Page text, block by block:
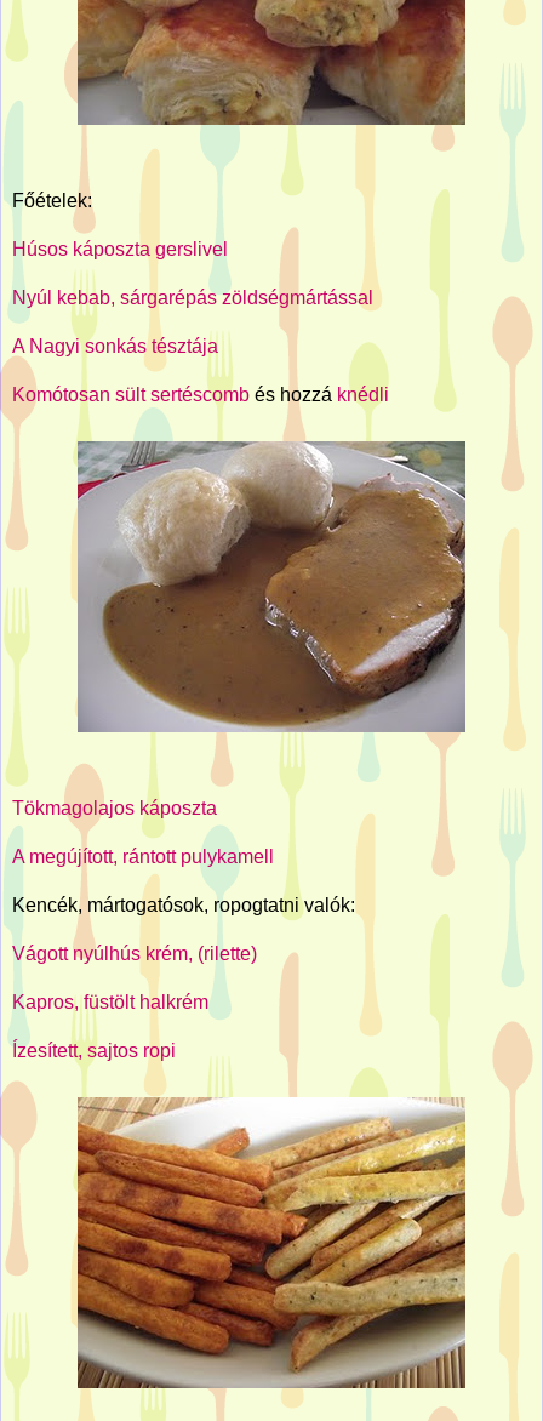
Főételek:
Húsos káposzta gerslivel
Nyúl kebab, sárgarépás zöldségmártással
A Nagyi sonkás tésztája
Komótosan sült sertéscomb és hozzá knédli
Tökmagolajos káposzta
A megújított, rántott pulykamell
Kencék, mártogatósok, ropogtatni valók:
Vágott nyúlhús krém, (rilette)
Kapros, füstölt halkrém
Ízesített, sajtos ropi